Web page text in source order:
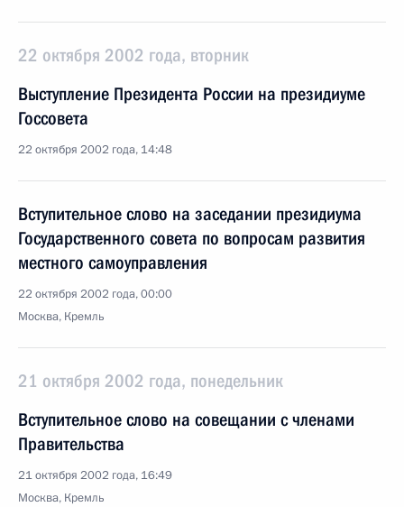
22 октября 2002 года, вторник
Выступление Президента России на президиуме
Госсовета
22 октября 2002 года, 14:48
Вступительное слово на заседании президиума
Государственного совета по вопросам развития
местного самоуправления
22 октября 2002 года, 00:00
Москва, Кремль
21 октября 2002 года, понедельник
Вступительное слово на совещании с членами
Правительства
21 октября 2002 года, 16:49
Москва, Кремль